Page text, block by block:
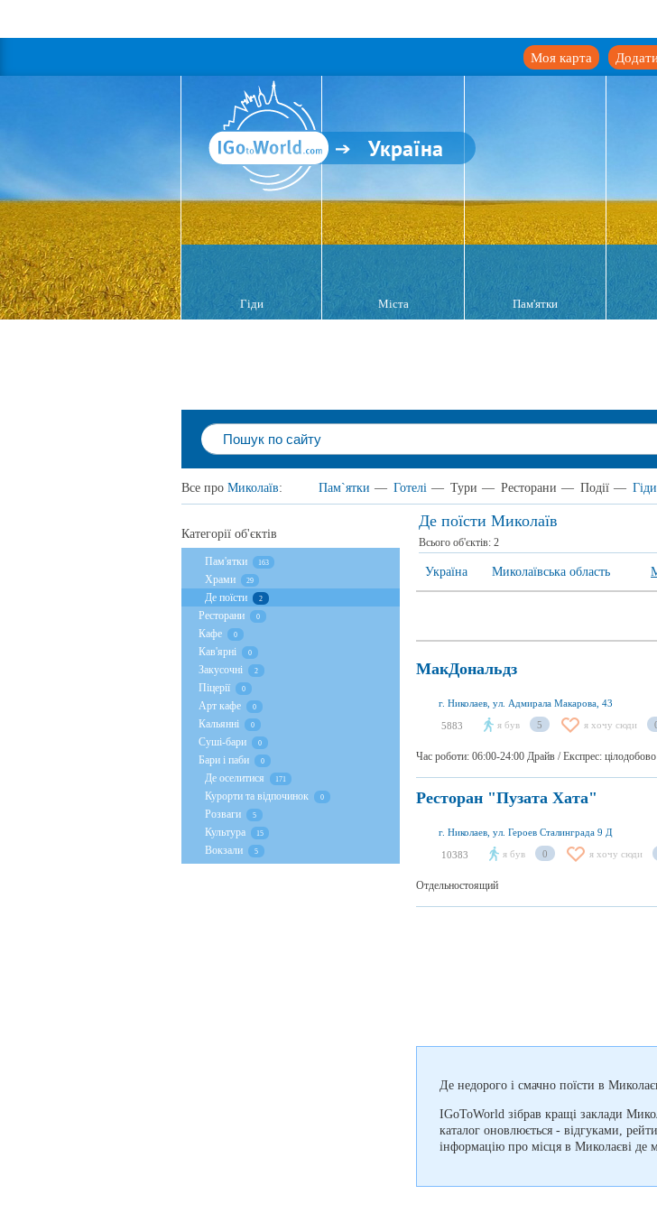
Моя карта
Україна
Гіди Міста Пам'ятки
Все про Миколаїв: Пам`ятки — Готелі — Тури — Ресторани — Події — Гіди
Де поїсти Миколаїв
Всього об'єктів: 2
Україна Миколаївська область
МакДональдз
г. Николаев, ул. Адмирала Макарова, 43
5883 я був 5 я хочу сюди
Час роботи: 06:00-24:00 Драйв / Експрес:
Ресторан "Пузата Хата"
г. Николаев, ул. Героев Сталинграда 9 Д
10383 я був 0 я хочу сюди
Отдельностоящий
Де недорого і смачно поїсти в
IGoToWorld зібрав кращі заклади
каталог оновлюється - відгуками,
інформацію про місця в Миколаєві де
Категорії об'єктів
Пам'ятки 163
Храми 29
Де поїсти 2
Ресторани 0
Кафе 0
Кав'ярні 0
Закусочні 2
Піцерії 0
Арт кафе 0
Кальянні 0
Суші-бари 0
Бари і паби 0
Де оселитися 171
Курорти та відпочинок 0
Розваги 5
Культура 15
Вокзали 5